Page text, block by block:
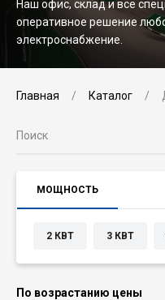
Наш офис, склад и все
оперативное решение
электроснабжение.
Главная Каталог
МОЩНОСТЬ
2 КВТ 3 КВТ
По возрастанию цены